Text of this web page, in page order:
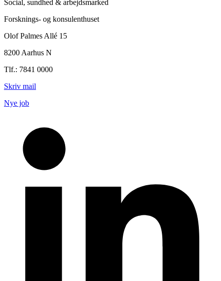
Social, sundhed & arbejdsmarked
Forsknings- og konsulenthuset
Olof Palmes Allé 15
8200 Aarhus N
Tlf.: 7841 0000
Skriv mail
Nye job